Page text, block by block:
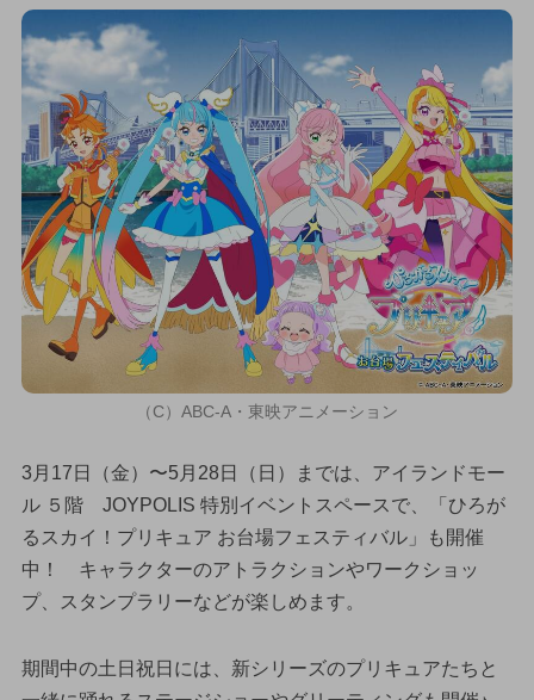
（C）ABC-A・東映アニメーション
3月17日（金）〜5月28日（日）までは、アイランドモー
ル ５階 JOYPOLIS 特別イベントスペースで、「ひろが
るスカイ！プリキュア お台場フェスティバル」も開催
中！ キャラクターのアトラクションやワークショッ
プ、スタンプラリーなどが楽しめます。
期間中の土日祝日には、新シリーズのプリキュアたちと